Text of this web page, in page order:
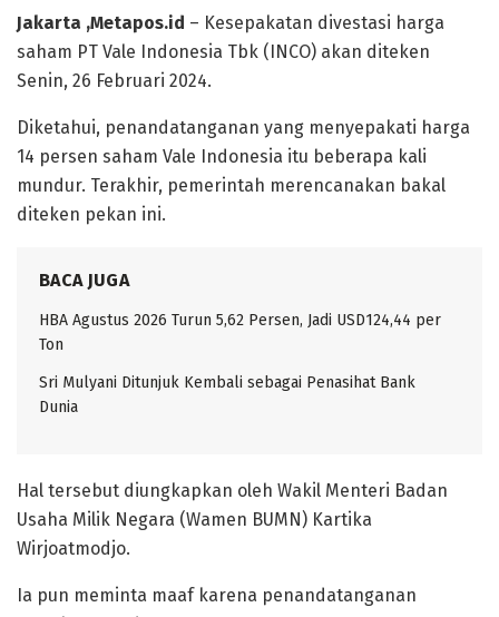
Jakarta ,Metapos.id – Kesepakatan divestasi harga
saham PT Vale Indonesia Tbk (INCO) akan diteken
Senin, 26 Februari 2024.
Diketahui, penandatanganan yang menyepakati harga
14 persen saham Vale Indonesia itu beberapa kali
mundur. Terakhir, pemerintah merencanakan bakal
diteken pekan ini.
BACA JUGA
HBA Agustus 2026 Turun 5,62 Persen, Jadi USD124,44 per
Ton
Sri Mulyani Ditunjuk Kembali sebagai Penasihat Bank
Dunia
Hal tersebut diungkapkan oleh Wakil Menteri Badan
Usaha Milik Negara (Wamen BUMN) Kartika
Wirjoatmodjo.
Ia pun meminta maaf karena penandatanganan